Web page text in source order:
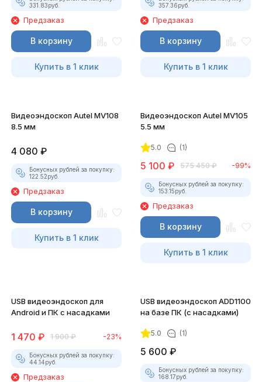
331.83руб.
Предзаказ
В корзину
Купить в 1 клик
357.36руб.
Предзаказ
В корзину
Купить в 1 клик
Видеоэндоскоп Autel MV108
8.5 мм
4 080 ₽
Бонусных рублей за покупку:
122.52руб.
Предзаказ
В корзину
Купить в 1 клик
Видеоэндоскоп Autel MV105
5.5 мм
5.0 (1)
5 100 ₽ 575 450 ₽ -99%
Бонусных рублей за покупку:
153.15руб.
Предзаказ
В корзину
Купить в 1 клик
USB видеоэндоскоп для
Android и ПК с насадками
1 470 ₽ 1 900 ₽ -23%
Бонусных рублей за покупку:
44.14руб.
Предзаказ
USB видеоэндоскоп ADD1100
на базе ПК (с насадками)
5.0 (1)
5 600 ₽
Бонусных рублей за покупку:
168.17руб.